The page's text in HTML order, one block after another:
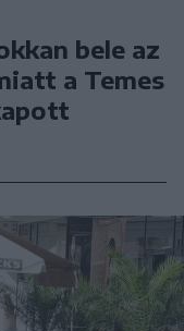
bele az
a Temes